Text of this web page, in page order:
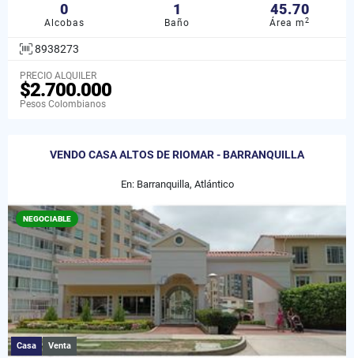
0
Alcobas
1
Baño
45.70
Área m2
8938273
PRECIO ALQUILER
$2.700.000
Pesos Colombianos
VENDO CASA ALTOS DE RIOMAR - BARRANQUILLA
En: Barranquilla, Atlántico
NEGOCIABLE
Casa Venta